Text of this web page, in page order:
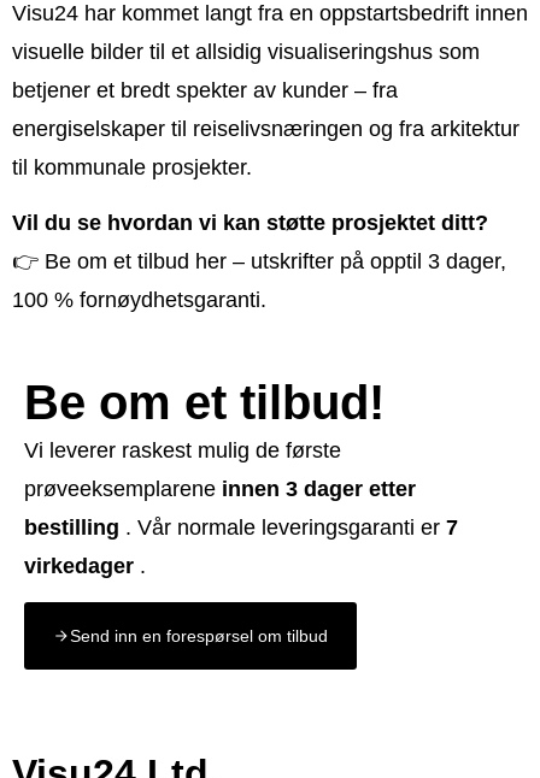
Visu24 har kommet langt fra en oppstartsbedrift innen
visuelle bilder til et allsidig visualiseringshus som
betjener et bredt spekter av kunder – fra
energiselskaper til reiselivsnæringen og fra arkitektur
til kommunale prosjekter.
Vil du se hvordan vi kan støtte prosjektet ditt?
👉 Be om et tilbud her – utskrifter på opptil 3 dager,
100 % fornøydhetsgaranti.
Be om et tilbud!
Vi leverer raskest mulig de første
prøveeksemplarene innen 3 dager etter
bestilling . Vår normale leveringsgaranti er 7
virkedager .
Send inn en forespørsel om tilbud